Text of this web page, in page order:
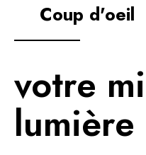
Coup d'oeil
votre
lumière